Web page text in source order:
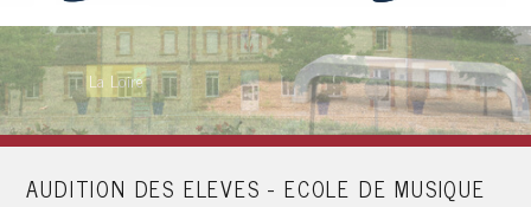
AUDITION DES ELEVES - ECOLE DE MUSIQUE